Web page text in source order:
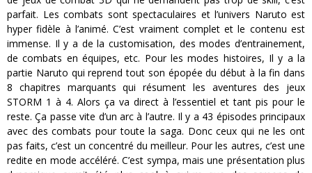
parfait. Les combats sont spectaculaires et l’univers Naruto est
hyper fidèle à l’animé. C’est vraiment complet et le contenu est
immense. Il y a de la customisation, des modes d’entrainement,
de combats en équipes, etc. Pour les modes histoires, Il y a la
partie Naruto qui reprend tout son épopée du début à la fin dans
8 chapitres marquants qui résument les aventures des jeux
STORM 1 à 4. Alors ça va direct à l’essentiel et tant pis pour le
reste. Ça passe vite d’un arc à l’autre. Il y a 43 épisodes principaux
avec des combats pour toute la saga. Donc ceux qui ne les ont
pas faits, c’est un concentré du meilleur. Pour les autres, c’est une
redite en mode accéléré. C’est sympa, mais une présentation plus